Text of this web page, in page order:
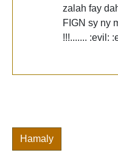
zalah fay
FIGN sy ny
!!!....... :evil:
Hamaly